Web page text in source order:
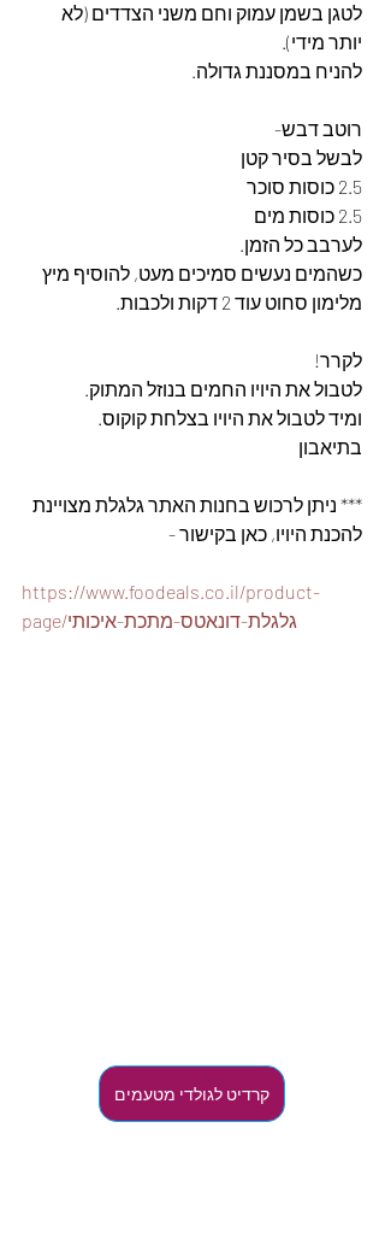
לטגן בשמן עמוק וחם משני הצדדים (לא
יותר מידי).
להניח במסננת גדולה.
רוטב דבש-
לבשל בסיר קטן
2.5 כוסות סוכר
2.5 כוסות מים
לערבב כל הזמן.
כשהמים נעשים סמיכים מעט, להוסיף מיץ
מלימון סחוט עוד 2 דקות ולכבות.
לקרר!
לטבול את היויו החמים בנוזל המתוק.
ומיד לטבול את היויו בצלחת קוקוס.
בתיאבון
*** ניתן לרכוש בחנות האתר גלגלת מצויינת
להכנת היויו, כאן בקישור -
https://www.foodeals.co.il/product-
page/גלגלת-דונאטס-מתכת-איכותי
קרדיט לגולדי מטעמים